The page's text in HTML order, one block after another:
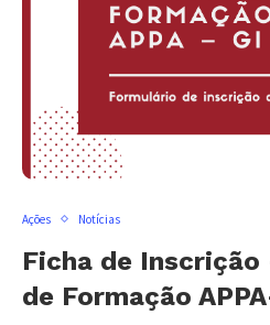
Ações Notícias
Ficha de
de Formação